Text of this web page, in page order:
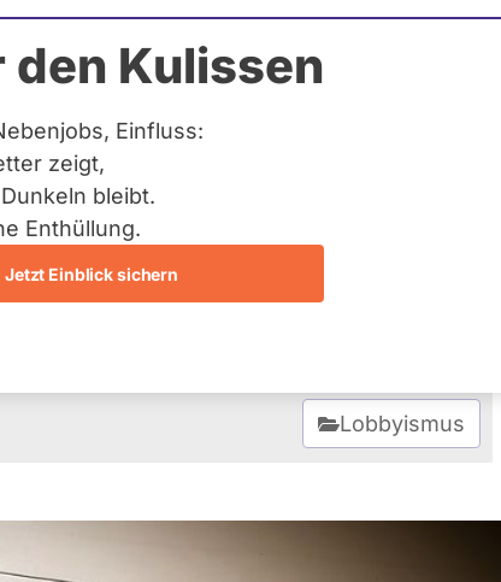
den Kulissen
Einfluss:
zeigt,
bleibt.
Enthüllung.
Jetzt Einblick sichern
Lobbyisten
weitgehend ungehinderten Zugang zu
auf Antrag von
allem in der Immobilienwirtschaft
Wer sind die
verfügen?
Lobbyismus